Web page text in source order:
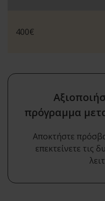
400€
πρόγραμμα
Αποκτήστε
επεκτείνετε τις